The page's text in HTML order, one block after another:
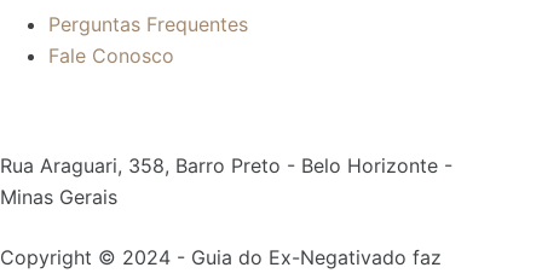
Perguntas Frequentes
Fale Conosco
Rua Araguari, 358, Barro Preto - Belo Horizonte -
Minas Gerais
Copyright © 2024 - Guia do Ex-Negativado faz